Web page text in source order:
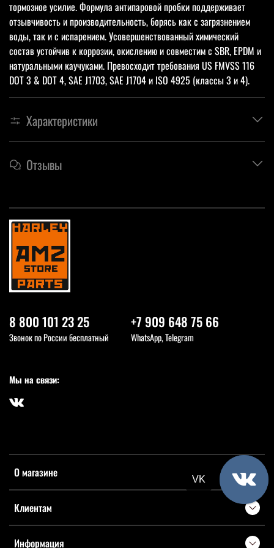
тормозное усилие. Формула антипаровой пробки поддерживает
отзывчивость и производительность, борясь как с загрязнением
воды, так и с испарением. Усовершенствованный химический
состав устойчив к коррозии, окислению и совместим с SBR, EPDM и
натуральными каучуками. Превосходит требования US FMVSS 116
DOT 3 & DOT 4, SAE J1703, SAE J1704 и ISO 4925 (классы 3 и 4).
Характеристики
Отзывы
О магазине
Клиентам
Информация
8 800 101 23 25
Звонок по России бесплатный
+7 909 648 75 66
WhatsApp, Telegram
Мы на связи:
VK